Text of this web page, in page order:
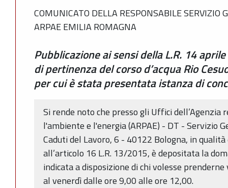
COMUNICATO DELLA RESPONSABILE SERVIZIO
ARPAE EMILIA ROMAGNA
Pubblicazione ai sensi della L.R. 14
di pertinenza del corso d’acqua Rio
per cui è stata presentata istanza di
Si rende noto che presso gli Uffici dell’Agenzia
l'ambiente e l'energia (ARPAE) - DT - Servizio
Caduti del Lavoro, 6 - 40122 Bologna, in
all’articolo 16 L.R. 13/2015, è depositata la
indicata a disposizione di chi volesse
al venerdì dalle ore 9,00 alle ore 12,00.